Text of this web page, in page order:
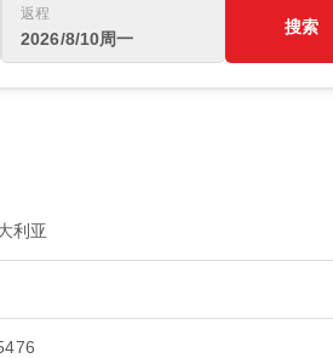
返程
2026/8/10周一
搜索
利亚